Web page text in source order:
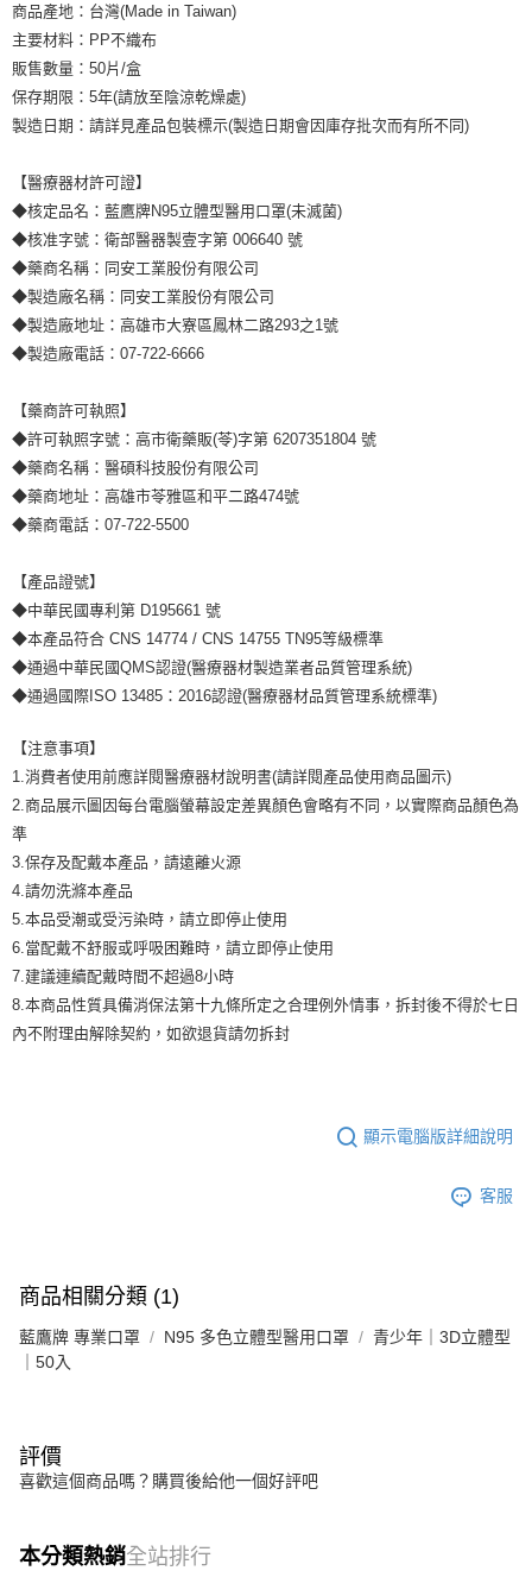
商品產地：台灣(Made in Taiwan)
主要材料：PP不織布
販售數量：50片/盒
保存期限：5年(請放至陰涼乾燥處)
製造日期：請詳見產品包裝標示(製造日期會因庫存批次而有所不同)
【醫療器材許可證】
◆核定品名：藍鷹牌N95立體型醫用口罩(未滅菌)
◆核准字號：衛部醫器製壹字第 006640 號
◆藥商名稱：同安工業股份有限公司
◆製造廠名稱：同安工業股份有限公司
◆製造廠地址：高雄市大寮區鳳林二路293之1號
◆製造廠電話：07-722-6666
【藥商許可執照】
◆許可執照字號：高市衛藥販(苓)字第 6207351804 號
◆藥商名稱：醫碩科技股份有限公司
◆藥商地址：高雄市苓雅區和平二路474號
◆藥商電話：07-722-5500
【產品證號】
◆中華民國專利第 D195661 號
◆本產品符合 CNS 14774 / CNS 14755 TN95等級標準
◆通過中華民國QMS認證(醫療器材製造業者品質管理系統)
◆通過國際ISO 13485：2016認證(醫療器材品質管理系統標準)
【注意事項】
1.消費者使用前應詳閱醫療器材說明書(請詳閱產品使用商品圖示)
2.商品展示圖因每台電腦螢幕設定差異顏色會略有不同，以實際商品顏色為
準
3.保存及配戴本產品，請遠離火源
4.請勿洗滌本產品
5.本品受潮或受污染時，請立即停止使用
6.當配戴不舒服或呼吸困難時，請立即停止使用
7.建議連續配戴時間不超過8小時
8.本商品性質具備消保法第十九條所定之合理例外情事，拆封後不得於七日
內不附理由解除契約，如欲退貨請勿拆封
顯示電腦版詳細說明
客服
商品相關分類 (1)
藍鷹牌 專業口罩 N95 多色立體型醫用口罩
青少年｜3D立體型
｜50入
評價
喜歡這個商品嗎？購買後給他一個好評吧
本分類熱銷全站排行